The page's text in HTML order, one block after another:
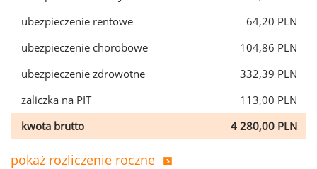
ubezpieczenie rentowe
64,20 PLN
ubezpieczenie chorobowe
104,86 PLN
ubezpieczenie zdrowotne
332,39 PLN
zaliczka na PIT
113,00 PLN
kwota brutto
4 280,00 PLN
pokaż rozliczenie roczne